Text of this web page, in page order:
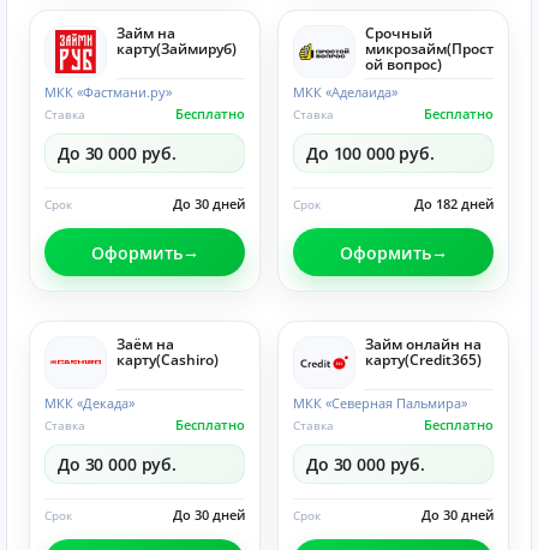
Займ на
карту(Займируб)
МКК «Фастмани.ру»
Бесплатно
Ставка
До 30 000 руб.
До 30 дней
Срок
Оформить
Срочный
микрозайм(Прост
ой вопрос)
МКК «Аделаида»
Бесплатно
Ставка
До 100 000 руб.
До 182 дней
Срок
Оформить
Заём на
карту(Cashiro)
МКК «Декада»
Бесплатно
Ставка
До 30 000 руб.
До 30 дней
Срок
Займ онлайн на
карту(Credit365)
МКК «Северная Пальмира»
Бесплатно
Ставка
До 30 000 руб.
До 30 дней
Срок